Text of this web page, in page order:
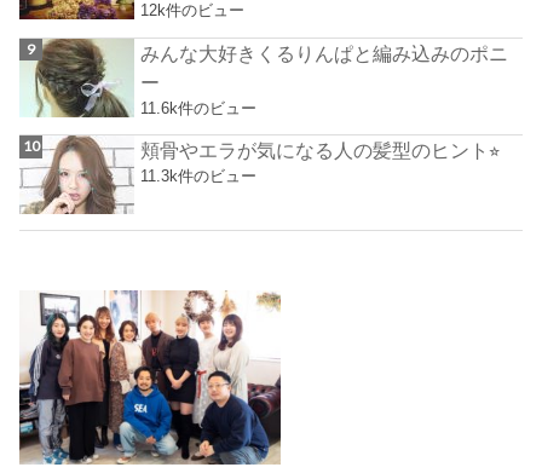
12k件のビュー
みんな大好きくるりんぱと編み込みのポニ
ー
11.6k件のビュー
頬骨やエラが気になる人の髪型のヒント⭐︎
11.3k件のビュー